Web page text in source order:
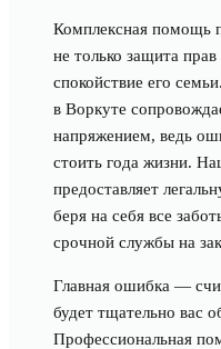
Комплексная помощь
не только защита
спокойствие его
в Воркуте
напряжением, ведь
стоить года жизни.
предоставляет
беря на себя все
срочной службы на
Главная ошибка —
будет тщательно вас
Профессиональная